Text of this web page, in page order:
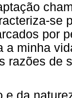
se
por
a minha
razões de
e da